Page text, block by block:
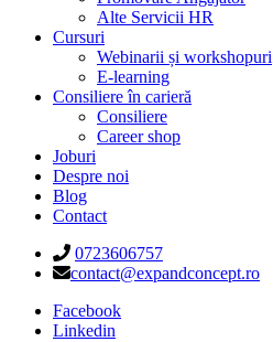
Alte Servicii HR
Cursuri
Webinarii și workshopuri
E-learning
Consiliere în carieră
Consiliere
Career shop
Joburi
Despre noi
Blog
Contact
0723606757
contact@expandconcept.ro
Facebook
Linkedin